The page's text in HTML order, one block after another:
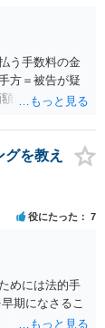
う手数料の金
方＝被告が疑
自体が裁判の
を教え
役にたった 7
めには法的手
期になさるこ